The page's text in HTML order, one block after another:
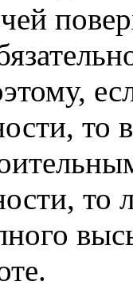
то
то